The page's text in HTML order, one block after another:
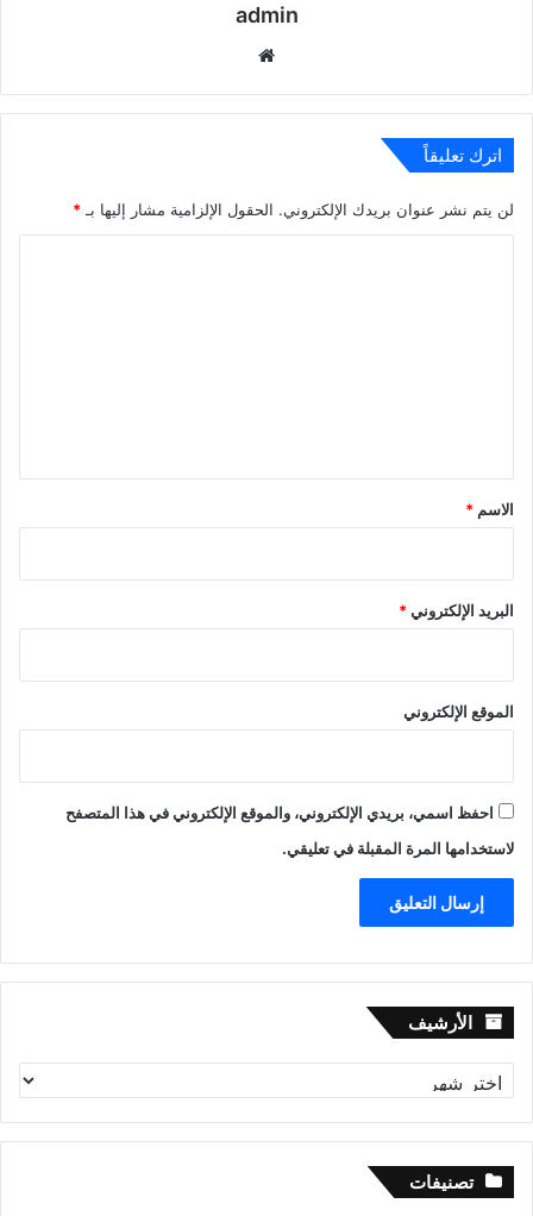
admin
اترك تعليقاً
لن يتم نشر عنوان بريدك الإلكتروني. الحقول الإلزامية مشار إليها بـ *
*
الاسم *
البريد الإلكتروني*
الموقع الإلكتروني
احفظ اسمي، بريدي الإلكتروني، والموقع الإلكتروني في هذا المتصفح
لاستخدامها المرة المقبلة في تعليقي.
الأرشيف الأرشيف
تصنيفات